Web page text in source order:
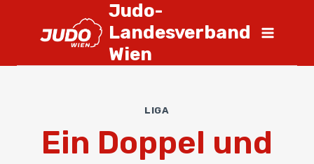
Judo-
Landesverband
Wien
LIGA
Ein Doppel und